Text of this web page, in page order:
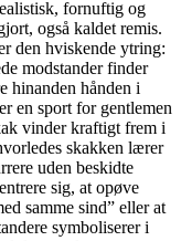
fornuftig og
også kaldet remis.
den hviskende ytring:
modstander finder
hinanden hånden i
en sport for gentlemen
vinder kraftigt frem i
skakken lærer
uden beskidte
sig, at opøve
samme sind” eller at
symboliserer i